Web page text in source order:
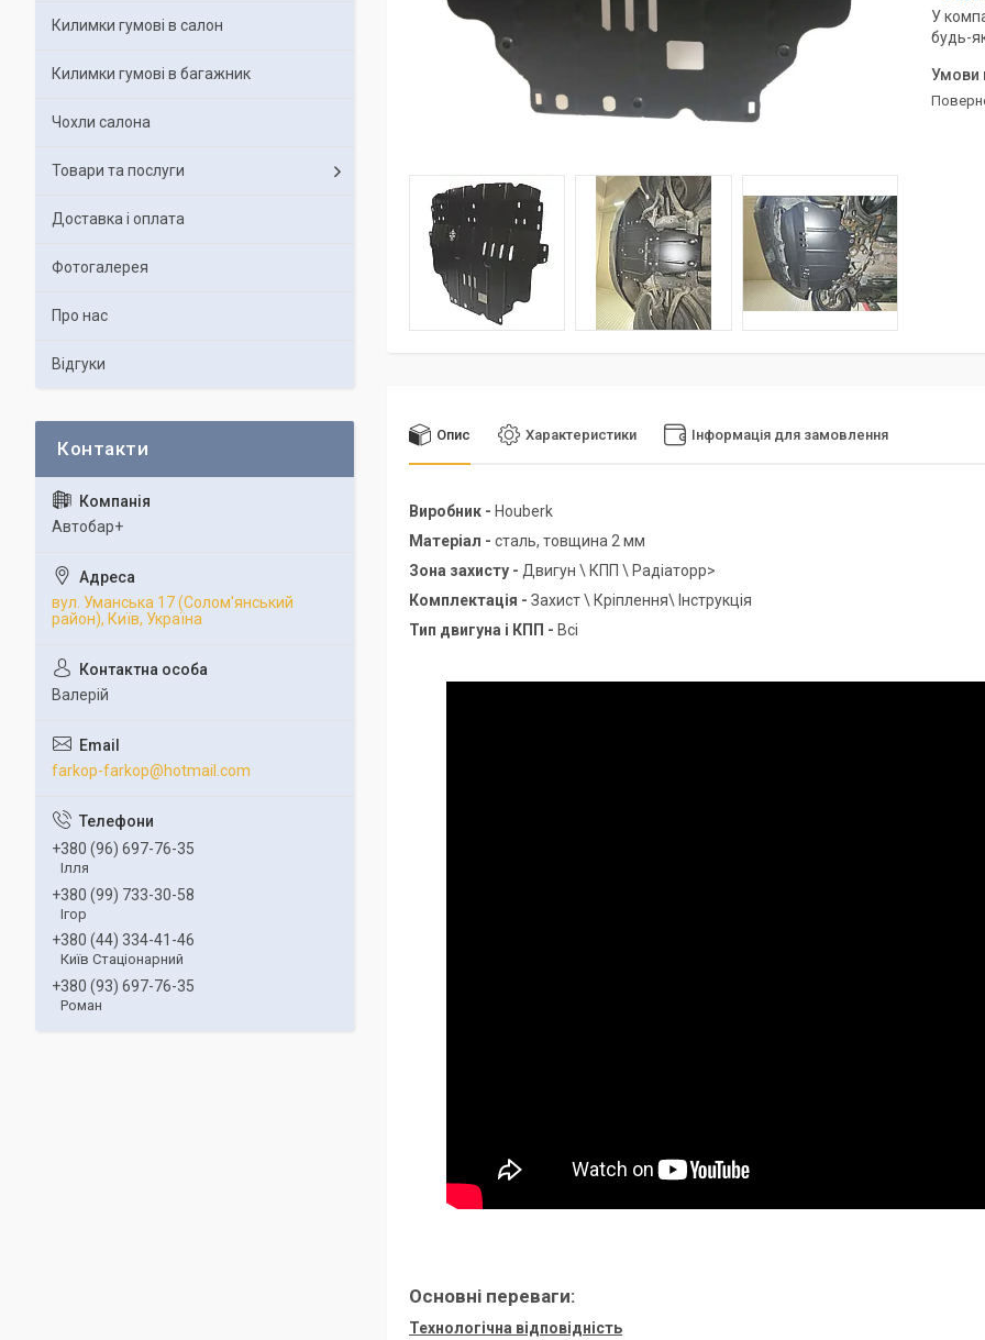
У
будь-
Опис Характеристики Інформація для замовлення
Виробник - Houberk
Матеріал - сталь, товщина 2 мм
Зона захисту - Двигун \ КПП \ Радіаторp>
Комплектація - Захист \ Кріплення\ Інструкція
Тип двигуна і КПП - Всі
Основні переваги:
Технологічна відповідність
Килимки гумові в салон
Килимки гумові в багажник
Чохли салона
Товари та послуги
Доставка і оплата
Фотогалерея
Про нас
Відгуки
Автобар+
вул. Уманська 17 (Солом'янський
район), Київ, Україна
Валерій
farkop-farkop@hotmail.com
+380 (96) 697-76-35
Ілля
+380 (99) 733-30-58
Ігор
+380 (44) 334-41-46
Київ Стаціонарний
+380 (93) 697-76-35
Роман